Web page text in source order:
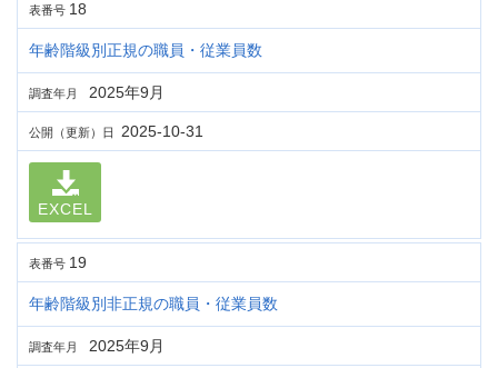
表番号 18
年齢階級別正規の職員・従業員数
調査年月 2025年9月
公開（更新）日 2025-10-31
EXCEL
表番号 19
年齢階級別非正規の職員・従業員数
調査年月 2025年9月